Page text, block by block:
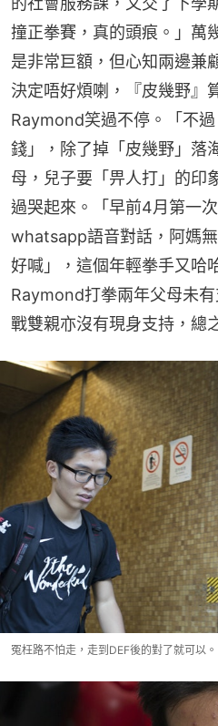
撞正拳賽，真的頭痕。」萬
是非常巨額，但心知兩邊兼
決定唔好煩喇，『皮幾野』
Raymond笑過不停。「不
錢」，除了掉「皮幾野」落
母，兒子要「畀人打」的印
過哭起來。「早前4月第一
whatsapp語音對話，阿媽
好喊」，這個年輕拳手又哈
Raymond打拳兩年父母未
戰雙親亦沒有現身支持，總
冤枉路不怕走，走到DEF後的對了就可以。